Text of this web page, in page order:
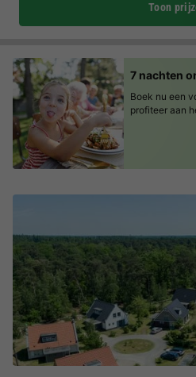
Toon
7 nachten
Boek nu een
profiteer aan